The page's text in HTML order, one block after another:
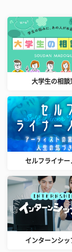
大学生の相談
セルフライナー
インターンシッ